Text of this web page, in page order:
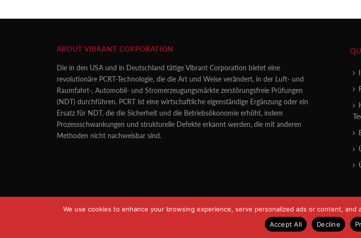
ABOUT VIBRANT CORPORATION
Die in den USA und in Deutschland tätige Vibrant Corporation bietet eine
revolutionäre PCRT-Technologie, die die Art und Weise verändert, in der Luft- und
Raumfahrt-, Automobil- und Stromerzeugungsmärkte zerstörungsfreie Prüfungen
(NDT) durchführen. PCRT ist eine wirtschaftliche eigenständige Ergänzung oder ein
Ersatz für NDT, die die Sicherheit und die Betriebsökonomie erhöht, indem
Prozessschwankungen und strukturelle Defekte erkannt werden, die mit anderen
Methoden nicht nachweisbar sind.
We use cookies to enhance your browsing experience, serve personalized ads or content,
Accept All
Decline